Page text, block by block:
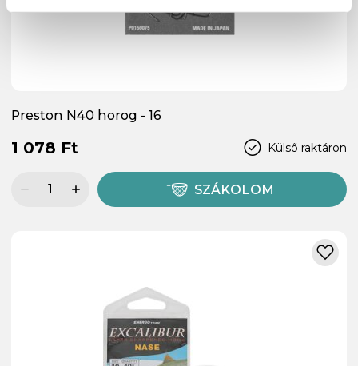
Preston N40 horog - 16
Külső raktáron
1 078 Ft
SZÁKOLOM